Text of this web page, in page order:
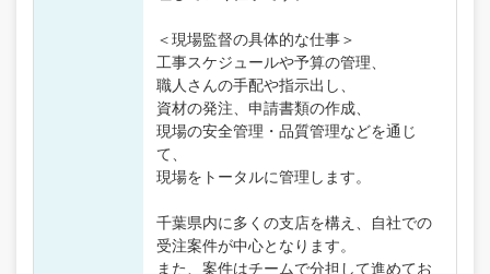
＜現場監督の具体的な仕事＞
工事スケジュールや予算の管理、
職人さんの手配や指示出し、
資材の発注、申請書類の作成、
現場の安全管理・品質管理などを通じ
て、
現場をトータルに管理します。
千葉県内に多くの支店を構え、自社での
受注案件が中心となります。
また、案件はチームで分担して進めてお